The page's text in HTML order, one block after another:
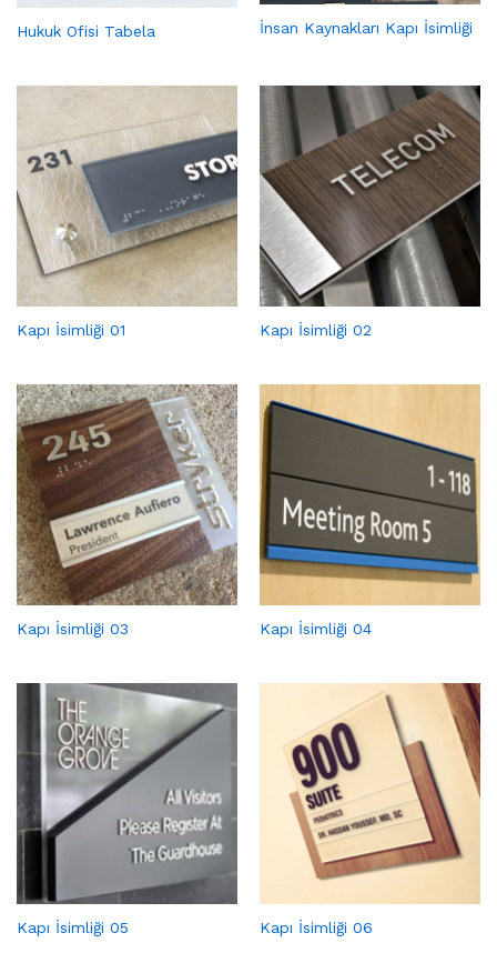
Hukuk Ofisi Tabela İnsan Kaynakları Kapı İsimliği
Kapı İsimliği 01 Kapı İsimliği 02
Kapı İsimliği 03 Kapı İsimliği 04
Kapı İsimliği 05 Kapı İsimliği 06